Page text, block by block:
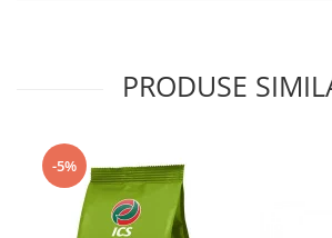
PRODUSE
-5%